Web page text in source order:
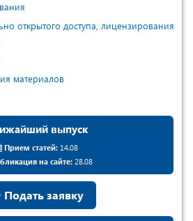
открытого доступа, лицензирования
материалов
выпуск
Прием статей: 14.08
на сайте:28.08
Подать заявку